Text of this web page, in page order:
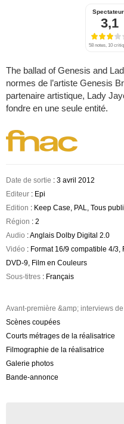
3,1
58 notes, 10
The ballad of Genesis and
normes de l’artiste Genesis
partenaire artistique, Lady
fondre en une seule entité.
Date de sortie : 3 avril 2012
Editeur : Epi
Edition : Keep Case, PAL, Tous
Région : 2
Audio : Anglais Dolby Digital 2.0
Vidéo : Format 16/9 compatible 4/
DVD-9, Film en Couleurs
Sous-titres : Français
Avant-première &amp; interviews
Scènes coupées
Courts métrages de la réalisatrice
Filmographie de la réalisatrice
Galerie photos
Bande-annonce